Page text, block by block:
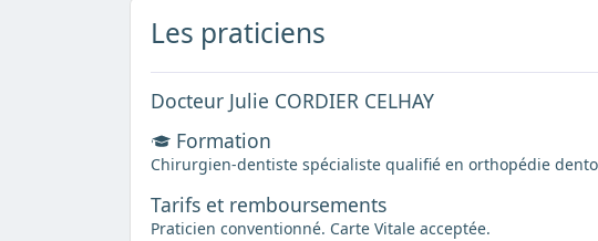
Les praticiens
Docteur Julie CORDIER CELHAY
Formation
Chirurgien-dentiste spécialiste qualifié en orthopédie
Tarifs et remboursements
Praticien conventionné. Carte Vitale acceptée.